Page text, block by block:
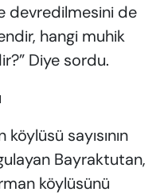
devredilmesini de
hangi muhik
Diye sordu.
sayısının
Bayraktutan,
köylüsünü